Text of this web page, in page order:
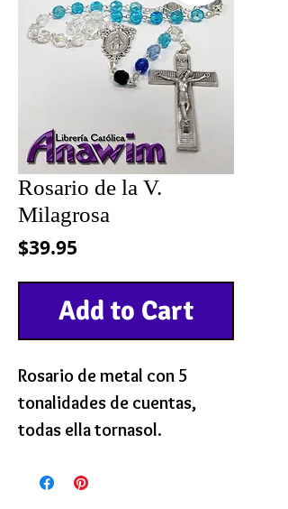
Rosario de la V.
Milagrosa
$39.95
Add to Cart
Rosario de metal con 5
tonalidades de cuentas,
todas ella tornasol.